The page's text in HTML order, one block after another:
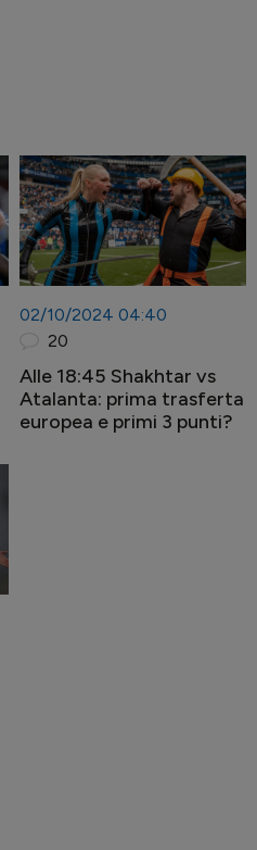
02/10/2024 04:40
20
Alle 18:45 Shakhtar vs
Atalanta: prima trasferta
europea e primi 3 punti?